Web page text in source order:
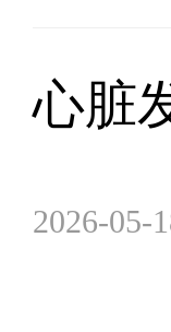
心脏
2026-05-